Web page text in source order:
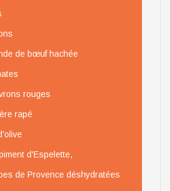
de bœuf hachée
rouges
rapé
d'Espelette,
de Provence déshydratées